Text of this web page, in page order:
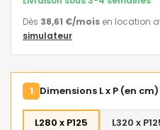
Dès 38,61 €/mois en location
simulateur
1 Dimensions L x P (en cm)
L280 x P125 L320 x